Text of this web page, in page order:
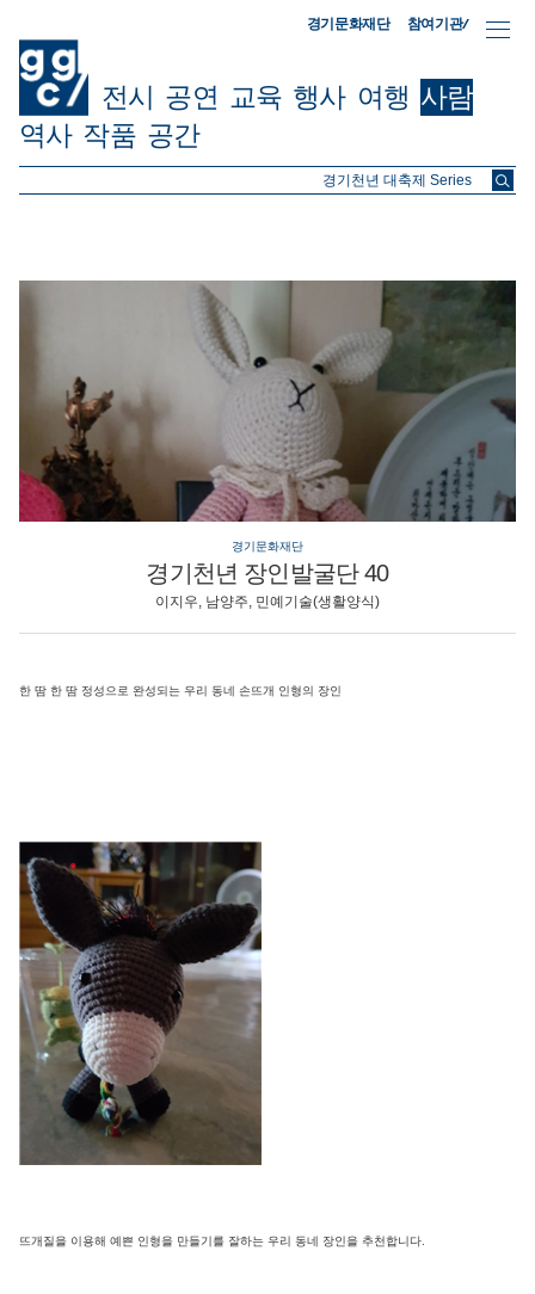
경기문화재단 참여기관/
전시 공연 교육 행사 여행 사람
역사 작품 공간
ggc/
경기문화재단
경기천년 장인발굴단 40
이지우, 남양주, 민예기술(생활양식)
한 땀 한 땀 정성으로 완성되는 우리 동네 손뜨개 인형의 장인
뜨개질을 이용해 예쁜 인형을 만들기를 잘하는 우리 동네 장인을 추천합니다.